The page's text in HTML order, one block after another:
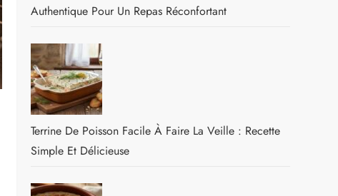
Authentique Pour Un Repas Réconfortant
Terrine De Poisson Facile À Faire La Veille : Recette
Simple Et Délicieuse